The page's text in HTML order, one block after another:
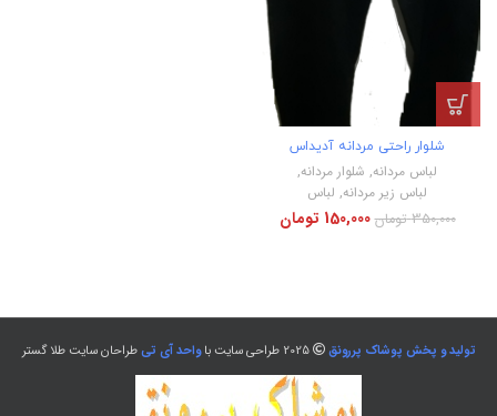
شلوار راحتی مردانه آدیداس
لباس مردانه, شلوار مردانه,
لباس زیر مردانه, لباس
350,000 تومان 150,000 تومان
تولید و پخش پوشاک پررونق 2025 طراحی سایت با واحد آی تیطراحان سایت طلا گستر